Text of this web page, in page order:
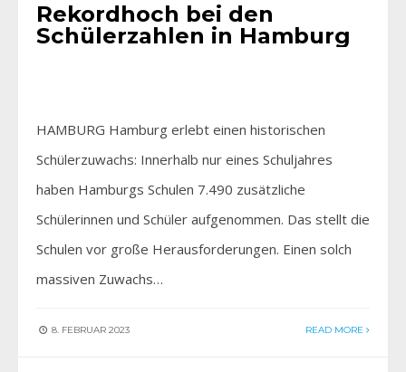
Rekordhoch bei den
Schülerzahlen in Hamburg
HAMBURG Hamburg erlebt einen historischen
Schülerzuwachs: Innerhalb nur eines Schuljahres
haben Hamburgs Schulen 7.490 zusätzliche
Schülerinnen und Schüler aufgenommen. Das stellt die
Schulen vor große Herausforderungen. Einen solch
massiven Zuwachs…
8. FEBRUAR 2023 READ MORE